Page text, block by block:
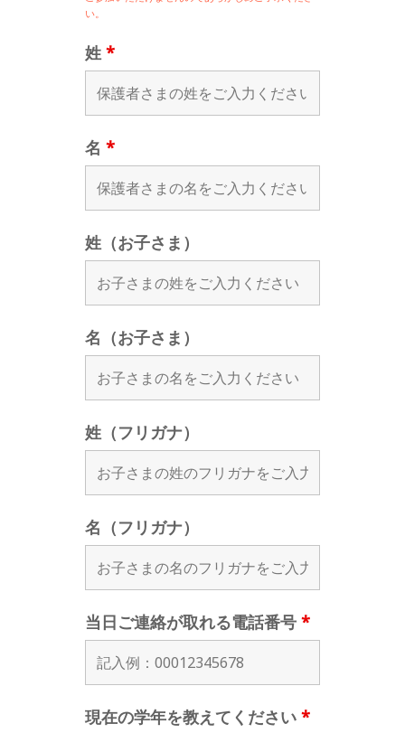
い。
姓 *
名 *
姓（お子さま）
名（お子さま）
姓（フリガナ）
名（フリガナ）
当日ご連絡が取れる電話番号 *
現在の学年を教えてください *